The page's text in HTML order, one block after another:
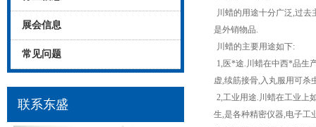
展会信息
常见问题
联系东盛
川蜡的用途十分广泛,过
是外销物品.
川蜡的主要用途如下:
1,医*途.川蜡在中西*品生
虚,续筋接骨,入丸服用可杀
2,工业用途.川蜡在工业上
生,是各种精密仪器,电子工